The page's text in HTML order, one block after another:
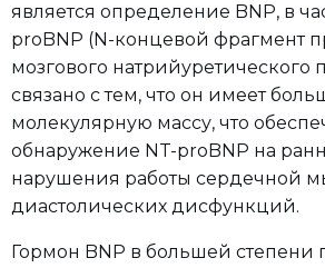
является определение BNP, в
proBNP (N-концевой фрагмент
мозгового натрийуретического
связано с тем, что он имеет
молекулярную массу, что
обнаружение NT-proBNP на
нарушения работы сердечной
диастолических дисфункций.
Гормон BNP в большей степени